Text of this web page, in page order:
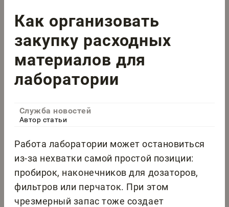
Как организовать
закупку расходных
материалов для
лаборатории
Служба новостей
Автор статьи
Работа лаборатории может остановиться
из-за нехватки самой простой позиции:
пробирок, наконечников для дозаторов,
фильтров или перчаток. При этом
чрезмерный запас тоже создает